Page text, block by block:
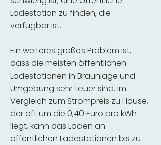
Ladestation zu finden, die
verfügbar ist.
Ein weiteres großes Problem ist,
dass die meisten öffentlichen
Ladestationen in Braunlage und
Umgebung sehr teuer sind. Im
Vergleich zum Strompreis zu Hause,
der oft um die 0,40 Euro pro kWh
liegt, kann das Laden an
öffentlichen Ladestationen bis zu